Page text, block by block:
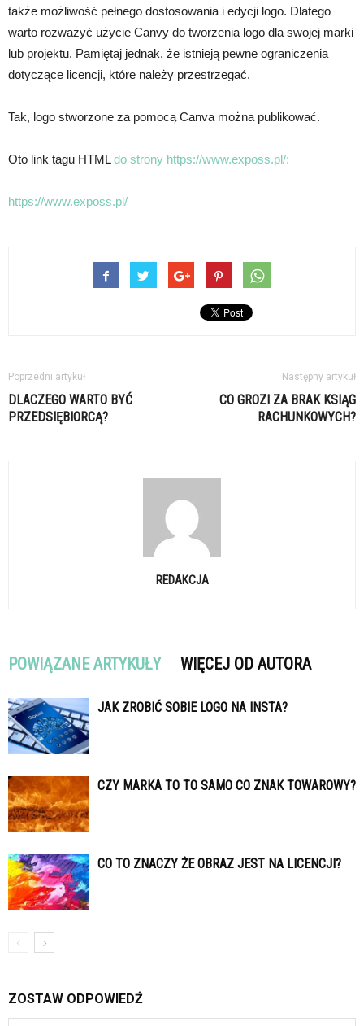
także możliwość pełnego dostosowania i edycji logo. Dlatego
warto rozważyć użycie Canvy do tworzenia logo dla swojej marki
lub projektu. Pamiętaj jednak, że istnieją pewne ograniczenia
dotyczące licencji, które należy przestrzegać.
Tak, logo stworzone za pomocą Canva można publikować.
Oto link tagu HTMLdo strony https://www.exposs.pl/:
https://www.exposs.pl/
Poprzedni artykuł
DLACZEGO WARTO BYĆ
PRZEDSIĘBIORCĄ?
Następny artykuł
CO GROZI ZA BRAK KSIĄG
RACHUNKOWYCH?
REDAKCJA
POWIĄZANE ARTYKUŁY WIĘCEJ OD AUTORA
JAK ZROBIĆ SOBIE LOGO NA INSTA?
CZY MARKA TO TO SAMO CO ZNAK TOWAROWY?
CO TO ZNACZY ŻE OBRAZ JEST NA LICENCJI?
ZOSTAW ODPOWIEDŹ